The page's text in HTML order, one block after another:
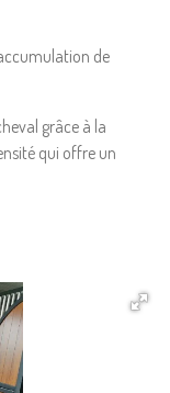
de
grâce à la
qui offre un